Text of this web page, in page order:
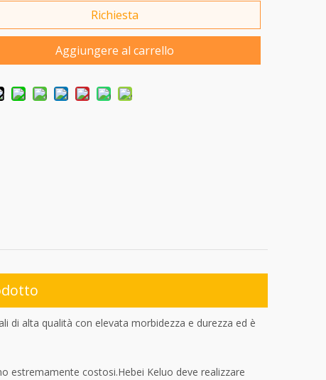
Richiesta
Aggiungere al carrello
alta qualità con elevata morbidezza e durezza ed è
estremamente costosi.Hebei Keluo deve realizzare